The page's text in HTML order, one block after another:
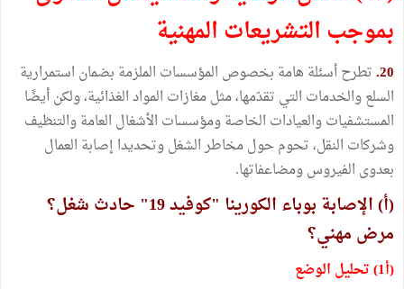
بموجب التشريعات المهنية
20. تطرح أسئلة هامة بخصوص المؤسسات الملزمة بضمان استمرارية
السلع والخدمات التي تقدّمها، مثل مغازات المواد الغذائية، ولكن أيضًا
المستشفيات والعيادات الخاصة ومؤسسات الأشغال العامة والتنظيف
وشركات النقل، تحوم حول مخاطر الشغل وتحديدا إصابة العمال
بعدوى الفيروس ومضاعفاتها.
(أ) الإصابة بوباء الكورينا "كوفيد 19" حادث شغل؟
مرض مهني؟
(أ1) تحليل الوضع